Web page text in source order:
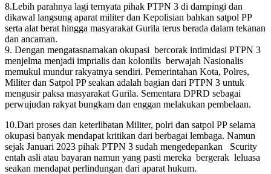
8.Lebih parahnya lagi ternyata pihak PTPN 3 di dampingi dan
dikawal langsung aparat militer dan Kepolisian bahkan satpol PP
serta alat berat hingga masyarakat Gurila terus berada dalam tekanan
dan ancaman.
9. Dengan mengatasnamakan okupasi bercorak intimidasi PTPN 3
menjelma menjadi imprialis dan kolonilis berwajah Nasionalis
memukul mundur rakyatnya sendiri. Pemerintahan Kota, Polres,
Militer dan Satpol PP seakan adalah bagian dari PTPN 3 untuk
mengusir paksa masyarakat Gurila. Sementara DPRD sebagai
perwujudan rakyat bungkam dan enggan melakukan pembelaan.
10.Dari proses dan keterlibatan Militer, polri dan satpol PP selama
okupasi banyak mendapat kritikan dari berbagai lembaga. Namun
sejak Januari 2023 pihak PTPN 3 sudah mengedepankan Scurity
entah asli atau bayaran namun yang pasti mereka bergerak leluasa
seakan mendapat perlindungan dari aparat hukum.